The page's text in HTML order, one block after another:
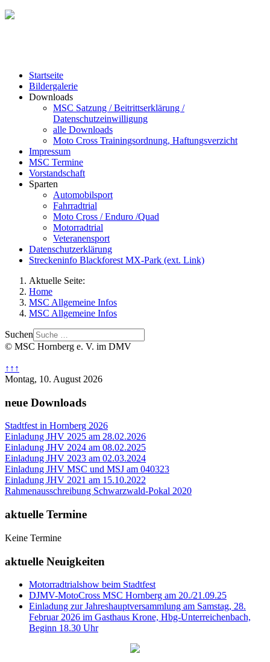
Startseite
Bildergalerie
Downloads
MSC Satzung / Beitrittserklärung /
Datenschutzeinwilligung
alle Downloads
Moto Cross Trainingsordnung, Haftungsverzicht
Impressum
MSC Termine
Vorstandschaft
Sparten
Automobilsport
Fahrradtrial
Moto Cross / Enduro /Quad
Motorradtrial
Veteranensport
Datenschutzerklärung
Streckeninfo Blackforest MX-Park (ext. Link)
Aktuelle Seite:
Home
MSC Allgemeine Infos
MSC Allgemeine Infos
Suchen
© MSC Hornberg e. V. im DMV
↑↑↑
Montag, 10. August 2026
neue Downloads
Stadtfest in Hornberg 2026
Einladung JHV 2025 am 28.02.2026
Einladung JHV 2024 am 08.02.2025
Einladung JHV 2023 am 02.03.2024
Einladung JHV MSC und MSJ am 040323
Einladung JHV 2021 am 15.10.2022
Rahmenausschreibung Schwarzwald-Pokal 2020
aktuelle Termine
Keine Termine
aktuelle Neuigkeiten
Motorradtrialshow beim Stadtfest
DJMV-MotoCross MSC Hornberg am 20./21.09.25
Einladung zur Jahreshauptversammlung am Samstag, 28.
Februar 2026 im Gasthaus Krone, Hbg-Unterreichenbach,
Beginn 18.30 Uhr